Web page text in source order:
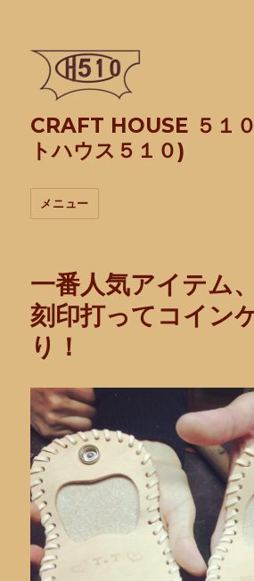
CRAFT HOUSE ５１
トハウス５１０)
メニュー
一番人気アイテム
刻印打ってコイン
り！